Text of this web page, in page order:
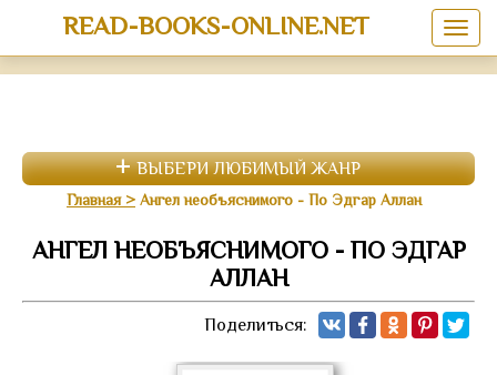
READ-BOOKS-ONLINE.NET
ВЫБЕРИ ЛЮБИМЫЙ ЖАНР
Главная Ангел необъяснимого - По Эдгар Аллан
АНГЕЛ НЕОБЪЯСНИМОГО - ПО ЭДГАР
АЛЛАН
Поделиться: